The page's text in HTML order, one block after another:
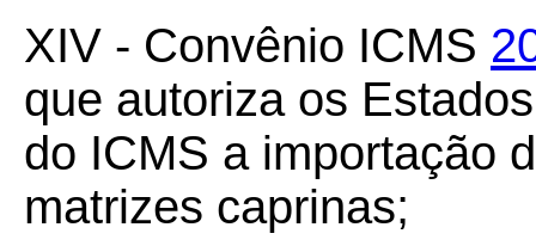
XIV - Convênio ICMS
que autoriza os
do ICMS a importação
matrizes caprinas;